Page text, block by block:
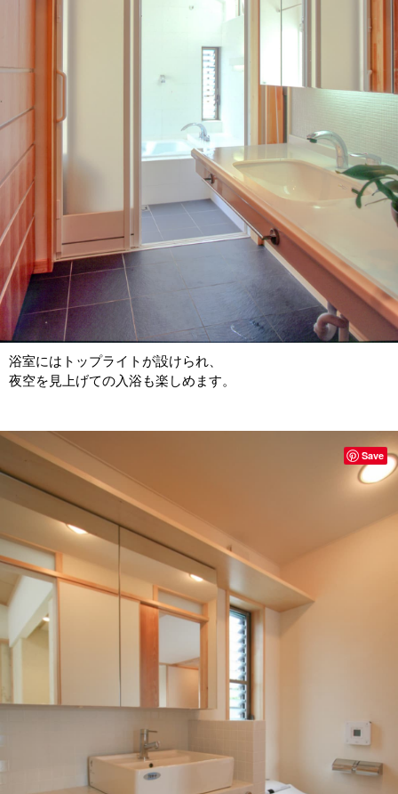
浴室にはトップライトが設けられ、
夜空を見上げての入浴も楽しめます。
Save